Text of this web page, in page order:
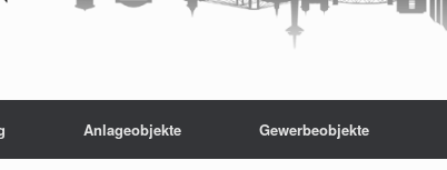
Anlageobjekte Gewerbeobjekte